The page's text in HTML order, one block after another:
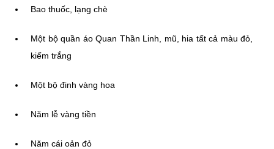
Bao thuốc, lạng chè
Một bộ quần áo Quan Thần Linh, mũ, hia tất cả màu đỏ,
kiếm trắng
Một bộ đinh vàng hoa
Năm lễ vàng tiền
Năm cái oản đỏ